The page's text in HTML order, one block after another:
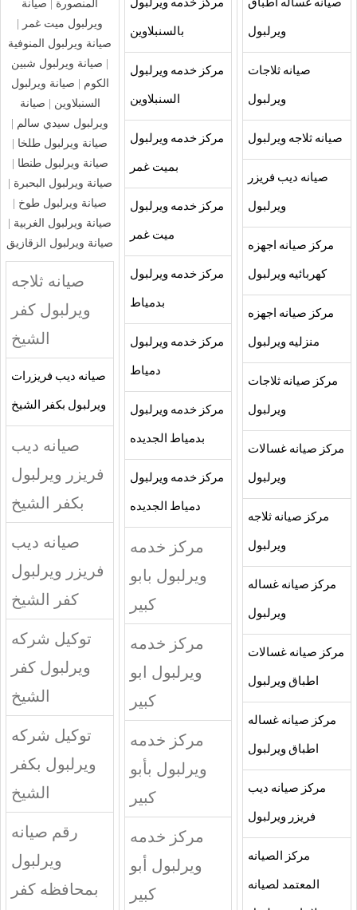
صيانه غساله اطباق
ويرلبول
صيانه ثلاجات
ويرلبول
صيانه ثلاجه ويرلبول
صيانه ديب فريزر
ويرلبول
مركز صيانه اجهزه
كهربائيه ويرلبول
مركز صيانه اجهزه
منزليه ويرلبول
مركز صيانه ثلاجات
ويرلبول
مركز صيانه غسالات
ويرلبول
مركز صيانه ثلاجه
ويرلبول
مركز صيانه غساله
ويرلبول
مركز صيانه غسالات
اطباق ويرلبول
مركز صيانه غساله
اطباق ويرلبول
مركز صيانه ديب
فريزر ويرلبول
مركز الصيانه
المعتمد لصيانه
مركز خدمه ويرلبول
بالسنبلاوين
مركز خدمه ويرلبول
السنبلاوين
مركز خدمه ويرلبول
بميت غمر
مركز خدمه ويرلبول
ميت غمر
مركز خدمه ويرلبول
بدمياط
مركز خدمه ويرلبول
دمياط
مركز خدمه ويرلبول
بدمياط الجديده
مركز خدمه ويرلبول
دمياط الجديده
مركز خدمه
ويرلبول بابو
كبير
مركز خدمه
ويرلبول ابو
كبير
مركز خدمه
ويرلبول بأبو
كبير
مركز خدمه
ويرلبول أبو
كبير
المنصورة
صيانة
ويرلبول ميت غمر
صيانة ويرلبول المنوفية
صيانة ويرلبول شبين
الكوم
صيانة ويرلبول
السنبلاوين
صيانة
ويرلبول سيدي سالم
صيانة ويرلبول طلخا
صيانة ويرلبول طنطا
صيانة ويرلبول البحبرة
صيانة ويرلبول طوخ
صيانة ويرلبول الغربية
صيانة ويرلبول الزقازيق
صيانه ثلاجه
ويرلبول كفر
الشيخ
صيانه ديب فريزرات
ويرلبول بكفر الشيخ
صيانه ديب
فريزر ويرلبول
بكفر الشيخ
صيانه ديب
فريزر ويرلبول
كفر الشيخ
توكيل شركه
ويرلبول كفر
الشيخ
توكيل شركه
ويرلبول بكفر
الشيخ
رقم صيانه
ويرلبول
بمحافظه كفر